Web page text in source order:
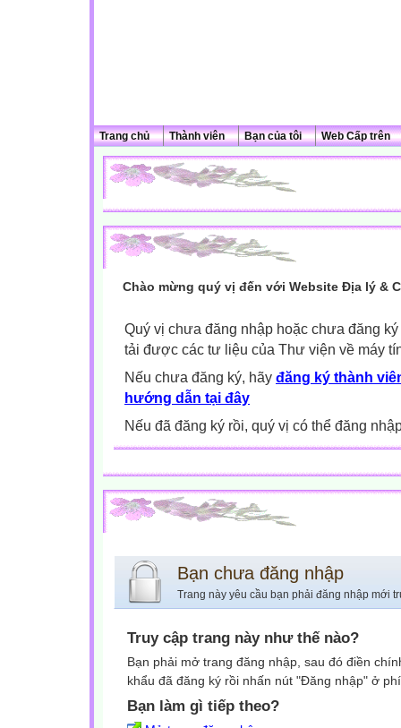
Trang chủ Thành viên Bạn của tôi Web Cấp trên
Chào mừng quý vị đến với Website Địa lý &
Quý vị chưa đăng nhập hoặc chưa đăng
tải được các tư liệu của Thư viện về máy
Nếu chưa đăng ký, hãy đăng ký thành
hướng dẫn tại đây
Nếu đã đăng ký rồi, quý vị có thể đăng
Bạn chưa đăng nhập
Trang này yêu cầu bạn phải đăng nhập mới
Truy cập trang này như thế nào?
Bạn phải mở trang đăng nhập, sau đó điền
khẩu đã đăng ký rồi nhấn nút "Đăng nhập" ở
Bạn làm gì tiếp theo?